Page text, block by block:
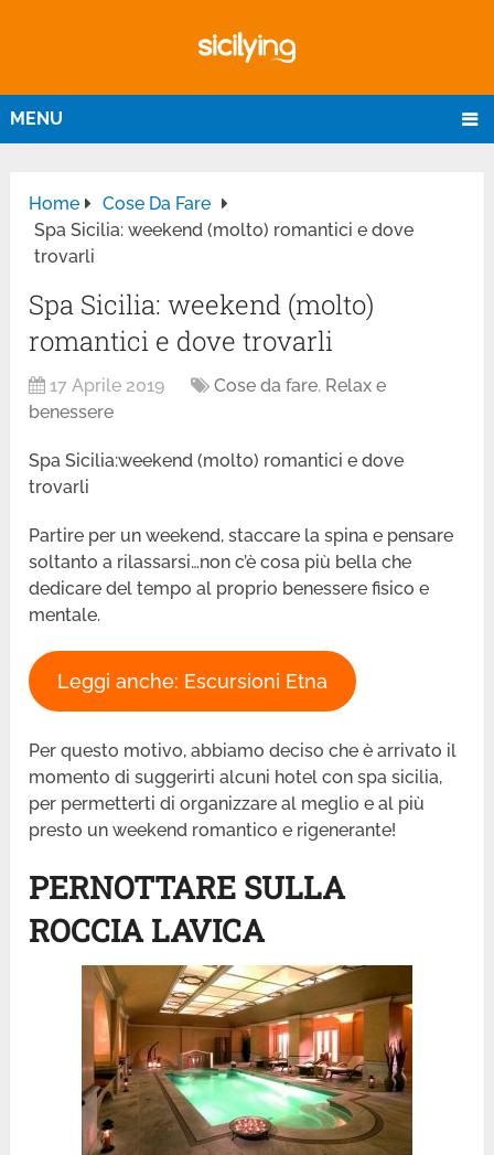
MENU
Home
Cose Da Fare
Spa Sicilia: weekend (molto) romantici e dove
trovarli
Spa Sicilia: weekend (molto)
romantici e dove trovarli
17 Aprile 2019 Cose da fare, Relax e
benessere
Spa Sicilia:weekend (molto) romantici e dove
trovarli
Partire per un weekend, staccare la spina e pensare
soltanto a rilassarsi…non c’è cosa più bella che
dedicare del tempo al proprio benessere fisico e
mentale.
Leggi anche: Escursioni Etna
Per questo motivo, abbiamo deciso che è arrivato il
momento di suggerirti alcuni hotel con spa sicilia,
per permetterti di organizzare al meglio e al più
presto un weekend romantico e rigenerante!
PERNOTTARE SULLA
ROCCIA LAVICA